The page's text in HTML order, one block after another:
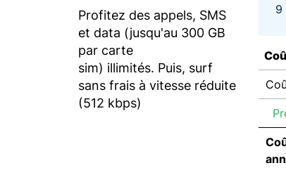
Profitez des appels, SMS
et data (jusqu'au 300 GB
par carte
sim) illimités. Puis, surf
sans frais à vitesse réduite
(512 kbps)
9